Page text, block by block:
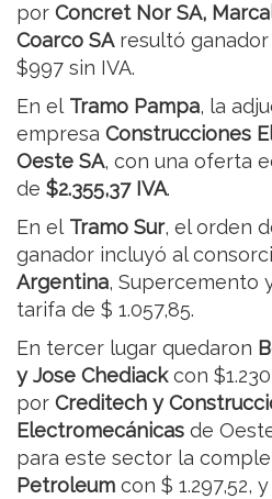
por Concret Nor SA,
Coarco SAresultó ganador
$997 sin IVA.
En el Tramo Pampa, la
empresa Construcciones
Oeste SA, con una oferta
de $2.355,37 IVA.
En el Tramo Sur, el orden
ganador incluyó al
Argentina, Supercemento
tarifa de $ 1.057,85.
En tercer lugar quedaron
y Jose Chediackcon
por Creditech y
Electromecánicas de
para este sector la
Petroleum con $ 1.297,52, y